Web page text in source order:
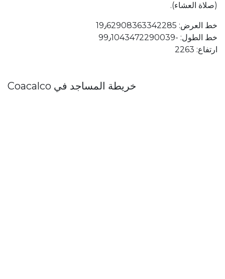
(صلاة العشاء).
خط العرض: 19٫62908363342285
خط الطول: ؜-99٫1043472290039
ارتفاع: 2263
خريطة المساجد في Coacalco